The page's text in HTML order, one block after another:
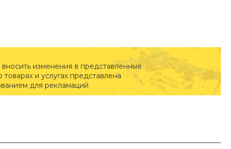
изменения в представленные
и услугах представлена
для рекламаций